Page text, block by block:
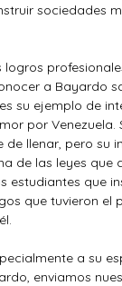
sociedades
logros
a Bayardo
su ejemplo de
por Venezuela.
de llenar, pero su
de las leyes que
estudiantes que
que tuvieron el
a su
enviamos